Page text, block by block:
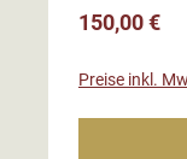
Regulärer
150,00 €
Preise inkl.